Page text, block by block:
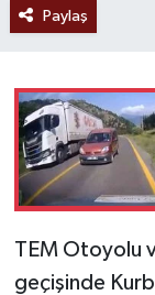
Paylaş
TEM Otoyolu
geçişinde